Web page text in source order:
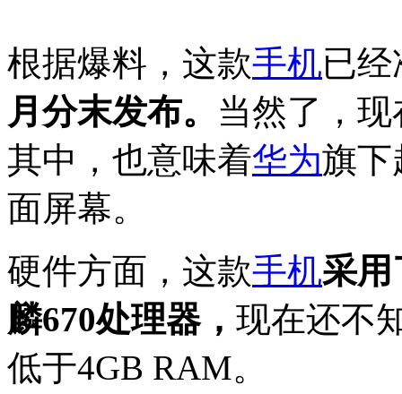
根据爆料，这款手机已
月分末发布。 当然了，
其中，也意味着华为旗下
面屏幕。
硬件方面，这款手机采用
麟670处理器， 现在还不
低于4GB RAM。